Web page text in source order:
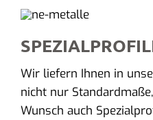
Wir liefern Ihnen in
nicht nur
Wunsch auch